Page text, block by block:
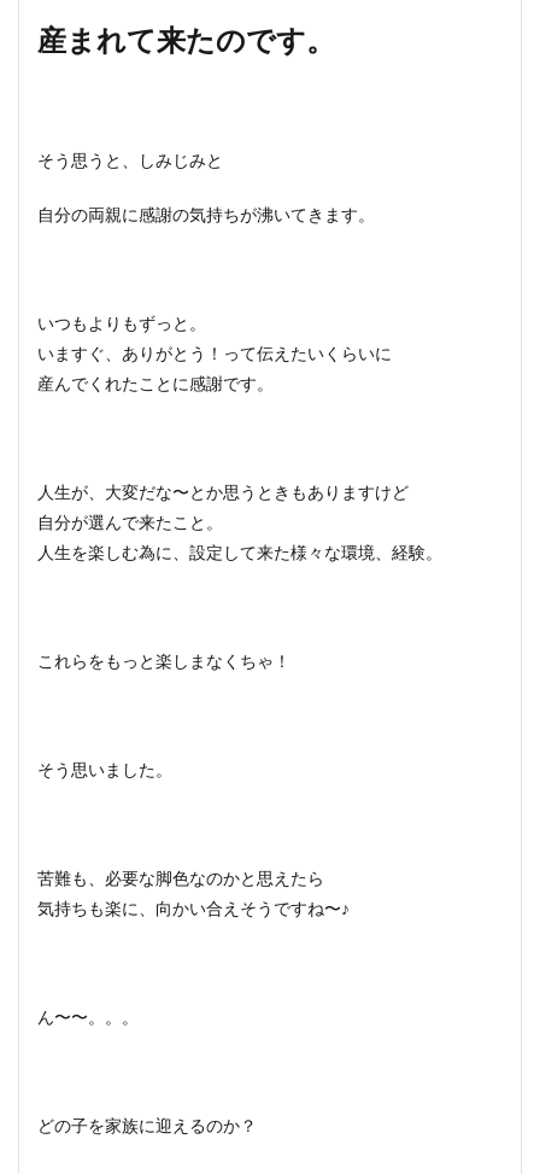
産まれて来たのです。
そう思うと、しみじみと
自分の両親に感謝の気持ちが沸いてきます。
いつもよりもずっと。
いますぐ、ありがとう！って伝えたいくらいに
産んでくれたことに感謝です。
人生が、大変だな〜とか思うときもありますけど
自分が選んで来たこと。
人生を楽しむ為に、設定して来た様々な環境、経験。
これらをもっと楽しまなくちゃ！
そう思いました。
苦難も、必要な脚色なのかと思えたら
気持ちも楽に、向かい合えそうですね〜♪
ん〜〜。。。
どの子を家族に迎えるのか？